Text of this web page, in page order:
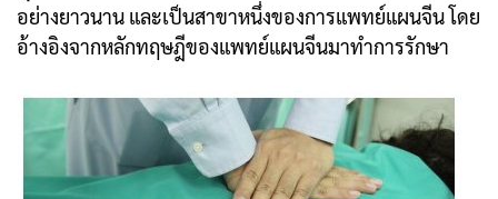
อย่างยาวนาน และเป็นสาขาหนึ่งของการแพทย์แผนจีนโดย
อ้างอิงจากหลักทฤษฎีของแพทย์แผนจีนมาทำการรักษา